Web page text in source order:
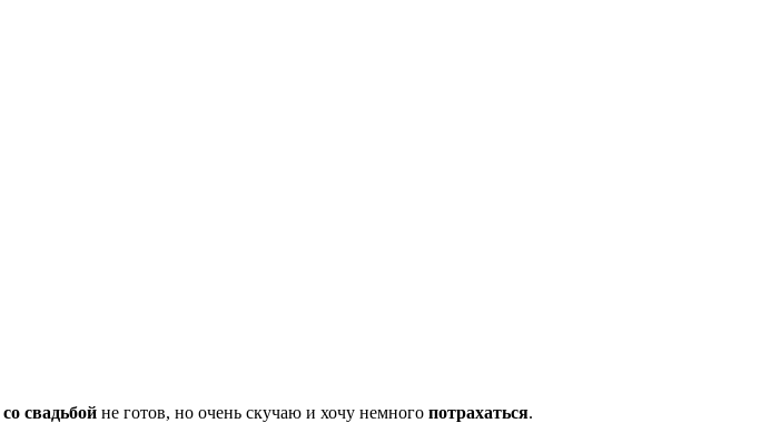
со свадьбой не готов, но очень скучаю и хочу немного потрахаться.